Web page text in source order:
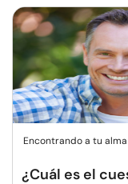
Encontrando a tu
¿Cuál es el